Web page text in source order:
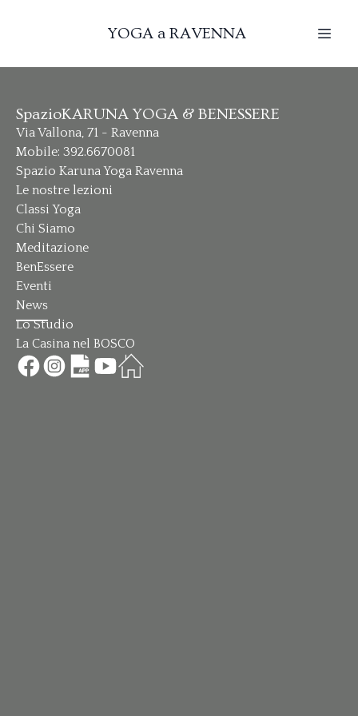
YOGA a RAVENNA
SpazioKARUNA YOGA & BENESSERE
Via Vallona, 71 - Ravenna
Mobile: 392.6670081
Spazio Karuna Yoga Ravenna
Le nostre lezioni
Classi Yoga
Chi Siamo
Meditazione
BenEssere
Eventi
News
Lo Studio
La Casina nel BOSCO